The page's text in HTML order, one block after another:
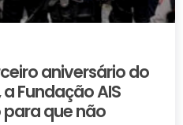
aniversário do
Fundação AIS
que não